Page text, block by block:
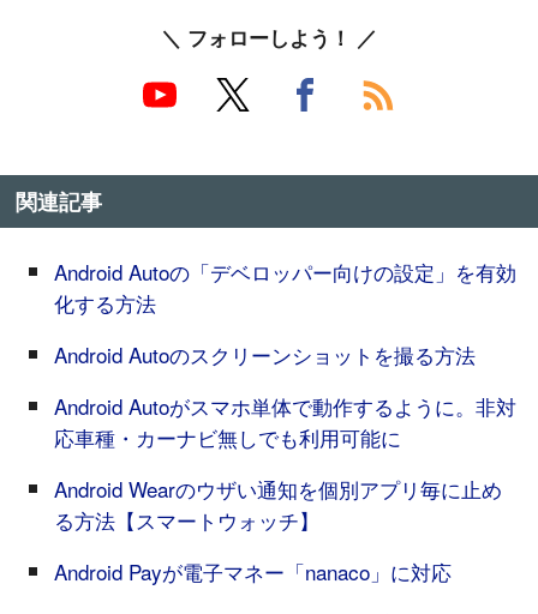
＼ フォローしよう！ ／
関連記事
Android Autoの「デベロッパー向けの設定」を有効
化する方法
Android Autoのスクリーンショットを撮る方法
Android Autoがスマホ単体で動作するように。非対
応車種・カーナビ無しでも利用可能に
Android Wearのウザい通知を個別アプリ毎に止め
る方法【スマートウォッチ】
Android Payが電子マネー「nanaco」に対応